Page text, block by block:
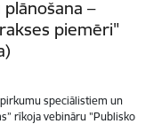
–
piemēri"
speciālistiem un
rīkoja vebināru "Publisko